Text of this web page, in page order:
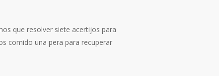
que resolver siete acertijos para
comido una pera para recuperar